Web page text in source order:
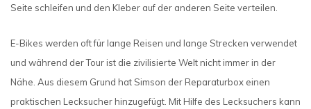
Seite schleifen und den Kleber auf der anderen Seite verteilen.
E-Bikes werden oft für lange Reisen und lange Strecken verwendet
und während der Tour ist die zivilisierte Welt nicht immer in der
Nähe. Aus diesem Grund hat Simson der Reparaturbox einen
praktischen Lecksucher hinzugefügt. Mit Hilfe des Lecksuchers kann